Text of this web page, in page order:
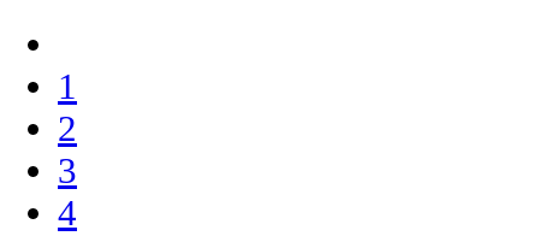
1
2
3
4